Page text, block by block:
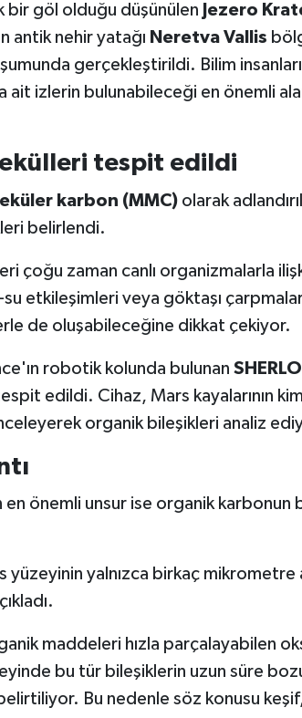
bir göl olduğu düşünülen Jezero
antik nehir yatağı Neretva Vallis
gerçekleştirildi. Bilim
izlerin bulunabileceği en önemli
tespit edildi
karbon (MMC)olarak
belirlendi.
çoğu zaman canlı organizmalarla
su etkileşimleri veya göktaşı
de oluşabileceğine dikkat çekiyor.
robotik kolunda bulunan
edildi. Cihaz, Mars kayalarının
organik bileşikleri analiz
en önemli unsur ise organik karbonun
yüzeyinin yalnızca birkaç mikrometre
maddeleri hızla parçalayabilen
bu tür bileşiklerin uzun süre
Bu nedenle söz konusu